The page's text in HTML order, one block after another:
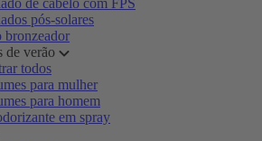
de cabelo com FPS
pós-solares
bronzeador
de verão
todos
para mulher
para homem
em spray